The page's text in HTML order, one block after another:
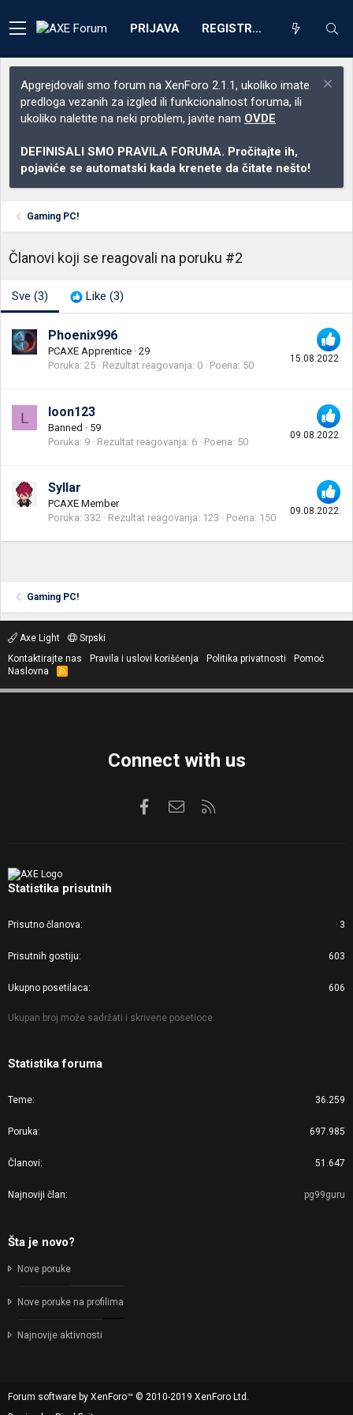
PRIJAVA REGISTRACIJA
Apgrejdovali smo forum na XenForo 2.1.1, ukoliko imate
predloga vezanih za izgled ili funkcionalnost foruma, ili
ukoliko naletite na neki problem, javite nam OVDE
DEFINISALI SMO PRAVILA FORUMA. Pročitajte ih,
pojaviće se automatski kada krenete da čitate nešto!
Gaming PC!
Članovi koji se reagovali na poruku #2
Sve (3) Like (3)
15.08.2022.
Phoenix996
PCAXE Apprentice · 29
Poruka 25 Rezultat reagovanja 0 Poena 50
L
09.08.2022.
loon123
Banned · 59
Poruka 9 Rezultat reagovanja 6 Poena 50
09.08.2022.
Syllar
PCAXE Member
Poruka 332 Rezultat reagovanja 123 Poena 150
Gaming PC!
Axe Light
Srpski
Kontaktirajte nas
Pravila i uslovi korišćenja Politika privatnosti
Pomoć
Naslovna
R
S
Connect with us
FacebookKontaktirajte nas
Statistika prisutnih
Prisutno članova 3
Prisutnih gostiju 603
Ukupno posetilaca 606
Ukupan broj može sadržati i skrivene posetioce.
Statistika foruma
Teme 36.259
Poruka 697.985
Članovi 51.647
Najnoviji član pg99guru
Šta je novo?
Nove poruke
Nove poruke na profilima
Najnovije aktivnosti
Forum software by XenForo™ © 2010-2019 XenForo Ltd.